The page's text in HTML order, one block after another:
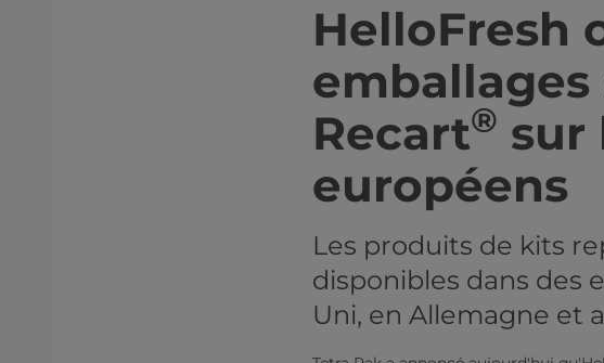
​​​​​​​​​​​​​​​​​​​​​​​​​​​​HelloFresh
Recart® sur
européens​​​​​​​​​​​​​​​​​​​​​​​​​​​​
Les produits de kits
disponibles dans des
Uni, en Allemagne et